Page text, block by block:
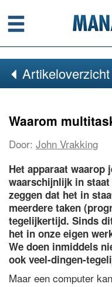
Menu
Artikeloverzicht
Waarom
Door: John Vrakking
Het apparaat
waarschijnlijk in
zeggen dat het in
meerdere taken
tegelijkertijd. Sinds
het in onze eigen
We doen inmiddels
ook veel-dingen-
Maar een computer